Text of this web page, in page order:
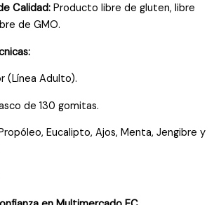
Calidad: Producto libre de gluten, libre
de GMO.
(Línea Adulto).
de 130 gomitas.
Eucalipto, Ajos, Menta, Jengibre y